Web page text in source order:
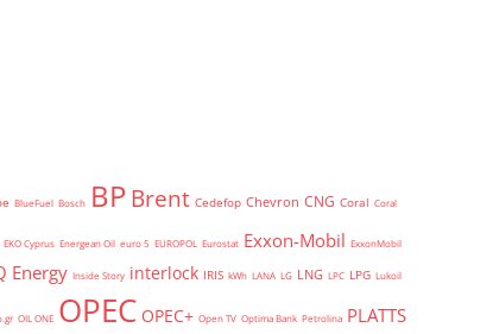
BlueFuel Bosch BPBrent Cedefop Chevron CNG Coral Coral
EKO Cyprus Energean Oil euro 5 EUROPOL Eurostat Exxon-Mobil ExxonMobil
Energy Inside Story interlock IRIS kWh LANA LG LNG LPC LPG Lukoil
OIL ONE OPEC OPEC+ Open TV Optima Bank Petrolina PLATTS